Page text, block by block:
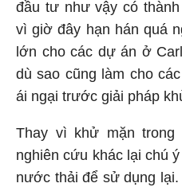
đầu tư như vậy có
vì giờ đây hạn hán quá
lớn cho các dự án ở
dù sao cũng làm cho
ái ngại trước giải pháp
Thay vì khử mặn
nghiên cứu khác lại chú
nước thải để sử dụng